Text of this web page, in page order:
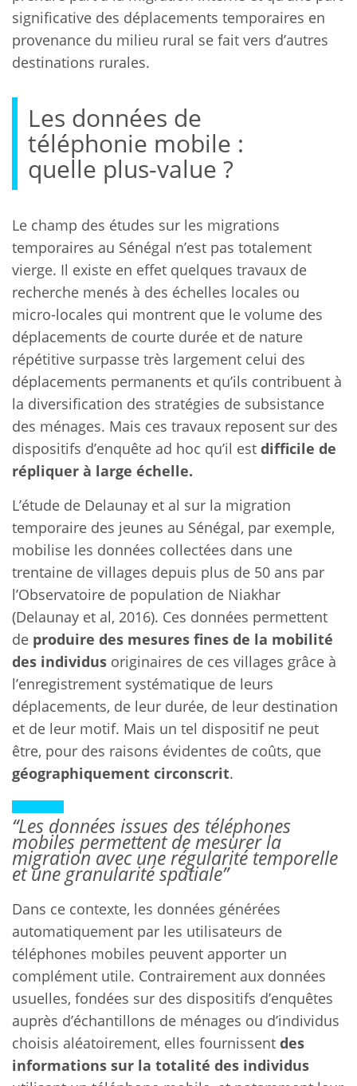
significative des déplacements temporaires en
provenance du milieu rural se fait vers d’autres
destinations rurales.
Les données de
téléphonie mobile :
quelle plus-value ?
Le champ des études sur les migrations
temporaires au Sénégal n’est pas totalement
vierge. Il existe en effet quelques travaux de
recherche menés à des échelles locales ou
micro-locales qui montrent que le volume des
déplacements de courte durée et de nature
répétitive surpasse très largement celui des
déplacements permanents et qu’ils contribuent à
la diversification des stratégies de subsistance
des ménages. Mais ces travaux reposent sur des
dispositifs d’enquête ad hoc qu’il est difficile de
répliquer à large échelle.
L’étude de Delaunay et al sur la migration
temporaire des jeunes au Sénégal, par exemple,
mobilise les données collectées dans une
trentaine de villages depuis plus de 50 ans par
l’Observatoire de population de Niakhar
(Delaunay et al, 2016). Ces données permettent
de produire des mesures fines de la mobilité
des individus originaires de ces villages grâce à
l’enregistrement systématique de leurs
déplacements, de leur durée, de leur destination
et de leur motif. Mais un tel dispositif ne peut
être, pour des raisons évidentes de coûts, que
géographiquement circonscrit.
“Les données issues des téléphones
mobiles permettent de mesurer la
migration avec une régularité temporelle
et une granularité spatiale”
Dans ce contexte, les données générées
automatiquement par les utilisateurs de
téléphones mobiles peuvent apporter un
complément utile. Contrairement aux données
usuelles, fondées sur des dispositifs d’enquêtes
auprès d’échantillons de ménages ou d’individus
choisis aléatoirement, elles fournissent des
informations sur la totalité des individus